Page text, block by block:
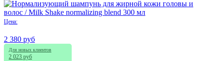
Цена:
2 380 руб
Для новых клиентов
2 023 руб